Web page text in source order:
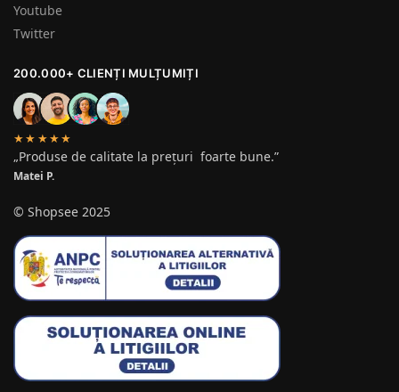
Youtube
Twitter
200.000+ CLIENȚI MULȚUMIȚI
★★★★★
„Produse de calitate la prețuri foarte bune.”
Matei P.
© Shopsee 2025